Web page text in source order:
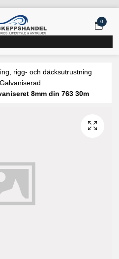
0
rigg- och däcksutrustning
Galvaniserad
8mm din 763 30m